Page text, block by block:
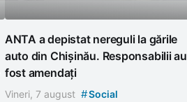
ANTA a depistat nereguli la gările
auto din Chișinău. Responsabilii au
fost amendați
Vineri, 7 august #Social